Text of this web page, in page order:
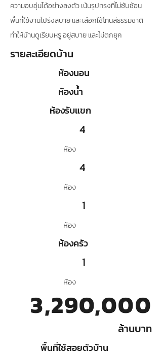
ความอบอุ่นได้อย่างลงตัว เน้นรูปทรงที่ไม่ซับซ้อน
พื้นที่ใช้งานโปร่งสบาย และเลือกใช้โทนสีธรรมชาติ
ทำให้บ้านดูเรียบหรู อยู่สบาย และไม่ตกยุค
รายละเอียดบ้าน
ห้องนอน
ห้องน้ำ
ห้องรับแขก
4
ห้อง
4
ห้อง
1
ห้อง
ห้องครัว
1
ห้อง
3,290,000
ล้านบาท
พื้นที่ใช้สอยตัวบ้าน